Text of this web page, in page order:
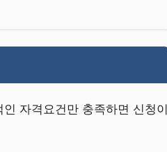
자격요건만 충족하면 신청이